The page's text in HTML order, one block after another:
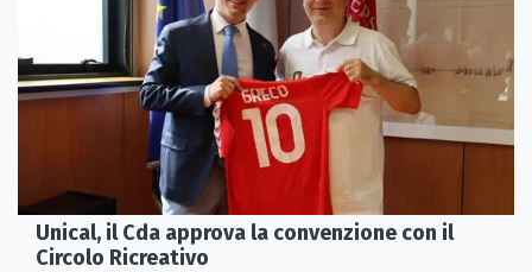
Unical, il Cda approva la convenzione con il
Circolo Ricreativo